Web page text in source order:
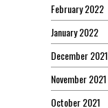
February 2022
January 2022
December 2021
November 2021
October 2021